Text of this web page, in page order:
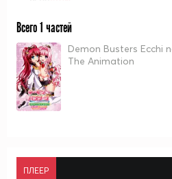
Всего 1 частей
Demon Busters Ecchi
The Animation
ПЛЕЕР